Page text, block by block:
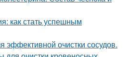
как стать успешным
эффективной очистки сосудов.